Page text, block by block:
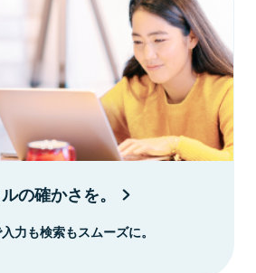
の確かさを。
力も検索もスムーズに。